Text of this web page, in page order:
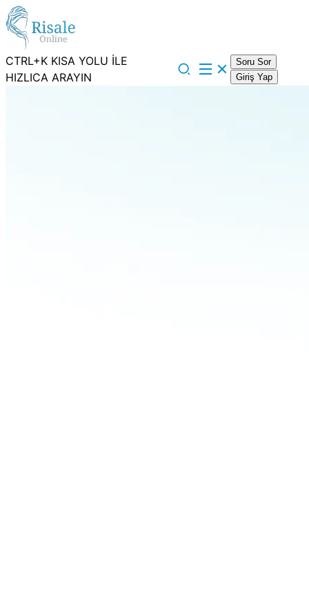
CTRL+K KISA YOLU İLE
HIZLICA ARAYIN
Soru Sor
Giriş Yap